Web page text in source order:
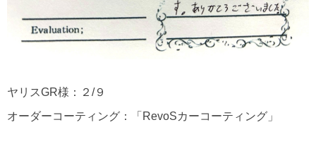
ヤリスGR様：２/９
オーダーコーティング：「RevoSカーコーティング」